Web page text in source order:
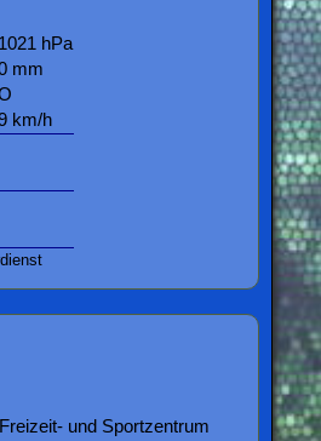
1021 hPa
mm
km/h
und Sportzentrum